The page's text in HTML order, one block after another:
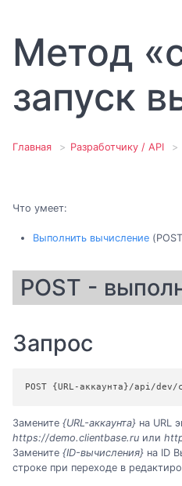
Метод
запуск
Главная Разработчику / API
Что умеет:
Выполнить вычисление
POST -
Запрос
POST {URL-аккаунта}/api/
Замените {URL-аккаунта} на URL
https://demo.clientbase.ru или
Замените {ID-вычисления} на ID
строке при переходе в